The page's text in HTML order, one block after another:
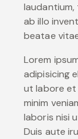
laudantium,
ab illo
beatae
Lorem
adipisicing
ut labore et
minim
laboris nisi
Duis aute